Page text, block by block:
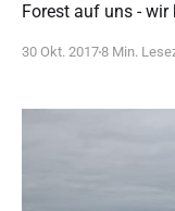
Forest auf uns -
Matschlaufen dann
30 Okt. 20178 Min.